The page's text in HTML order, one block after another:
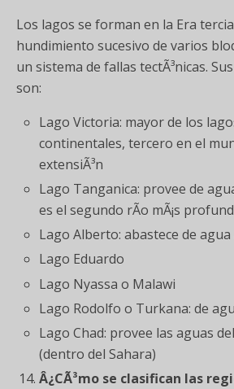
Los lagos se forman en la Era
hundimiento sucesivo de varios
un sistema de fallas tectÃ³nicas.
son:
Lago Victoria: mayor de los
continentales, tercero en el
extensiÃ³n
Lago Tanganica: provee de
es el segundo rÃ­o mÃ¡s
Lago Alberto: abastece de
Lago Eduardo
Lago Nyassa o Malawi
Lago Rodolfo o Turkana: de
Lago Chad: provee las aguas
(dentro del Sahara)
Â¿CÃ³mo se clasifican las